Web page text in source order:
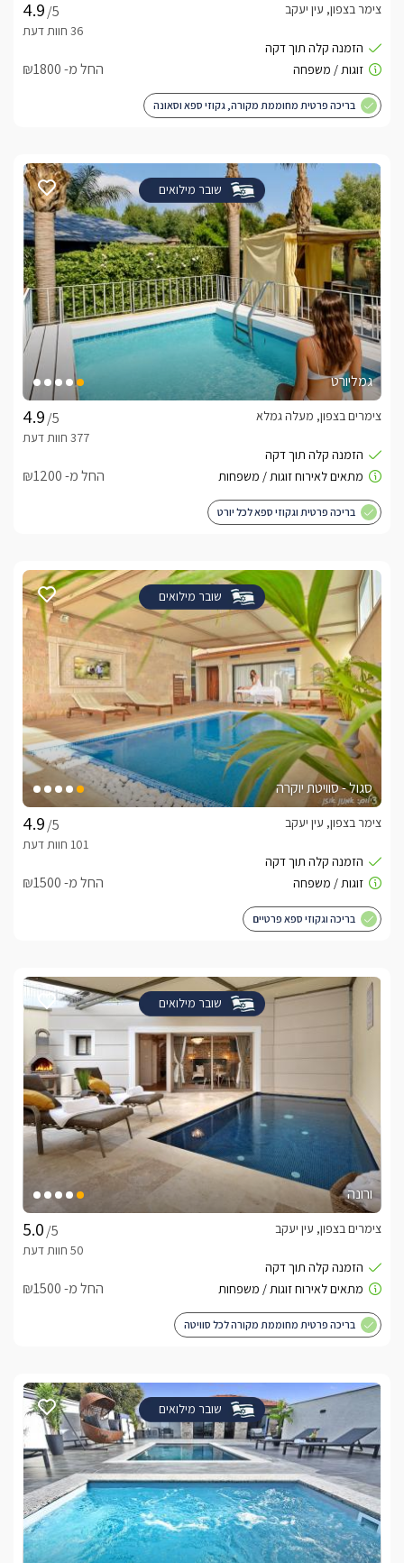
/5
צימר בצפון, עין יעקב
החל מ- ₪1800
בריכה פרטית מחוממת מקורה, גקוזי ספא וסאונה
שובר מילואים
גמליורט
/5
צימרים בצפון, מעלה גמלא
החל מ- ₪1200
בריכה פרטית וגקוזי ספא לכל יורט
שובר מילואים
סגול - סוויטת יוקרה
/5
צימר בצפון, עין יעקב
החל מ- ₪1500
בריכה וגקוזי ספא פרטיים
שובר מילואים
ורונה
/5
צימרים בצפון, עין יעקב
החל מ- ₪1500
בריכה פרטית מחוממת מקורה לכל סוויטה
שובר מילואים